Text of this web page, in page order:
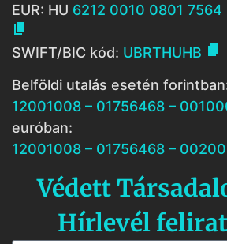
EUR: HU 6212 0010 0801

SWIFT/BIC kód: UBRTHUHB 
Belföldi utalás esetén
12001008 – 01756468 –
euróban:
12001008 – 01756468 –
Védett
Hírlevél